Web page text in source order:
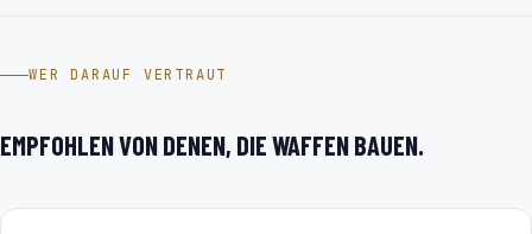
WER DARAUF VERTRAUT
EMPFOHLEN VON DENEN, DIE WAFFEN BAUEN.